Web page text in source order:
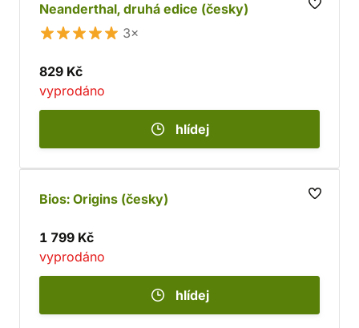
Neanderthal, druhá edice (česky)
3×
829 Kč
vyprodáno
hlídej
Bios: Origins (česky)
1 799 Kč
vyprodáno
hlídej